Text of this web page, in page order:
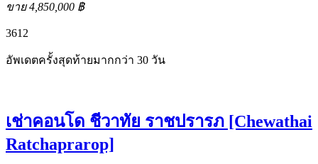
ขาย 4,850,000 ฿
3612
อัพเดตครั้งสุดท้ายมากกว่า 30 วัน
เช่าคอนโด ชีวาทัย ราชปรารภ [Chewathai
Ratchaprarop]